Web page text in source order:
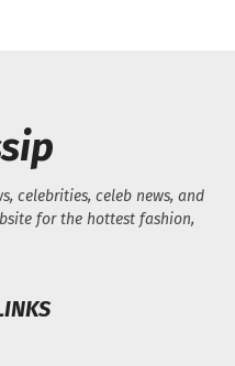
celebrities, celeb news, and
for the hottest fashion,